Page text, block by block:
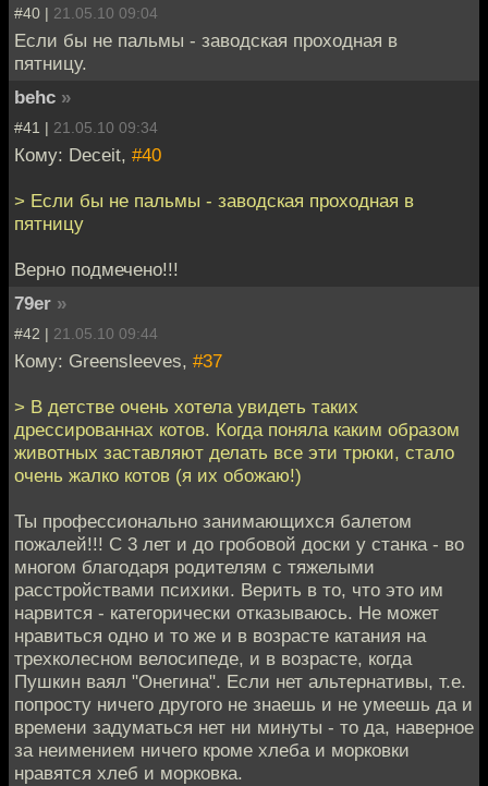
#40 | 21.05.10 09:04
Если бы не пальмы - заводская проходная в
пятницу.
behc »
#41 | 21.05.10 09:34
Кому: Deceit, #40
> Если бы не пальмы - заводская проходная в
пятницу
Верно подмечено!!!
79er »
#42 | 21.05.10 09:44
Кому: Greensleeves, #37
> В детстве очень хотела увидеть таких
дрессированнах котов. Когда поняла каким образом
животных заставляют делать все эти трюки, стало
очень жалко котов (я их обожаю!)
Ты профессионально занимающихся балетом
пожалей!!! С 3 лет и до гробовой доски у станка - во
многом благодаря родителям с тяжелыми
расстройствами психики. Верить в то, что это им
нарвится - категорически отказываюсь. Не может
нравиться одно и то же и в возрасте катания на
трехколесном велосипеде, и в возрасте, когда
Пушкин ваял "Онегина". Если нет альтернативы, т.е.
попросту ничего другого не знаешь и не умеешь да и
времени задуматься нет ни минуты - то да, наверное
за неимением ничего кроме хлеба и морковки
нравятся хлеб и морковка.